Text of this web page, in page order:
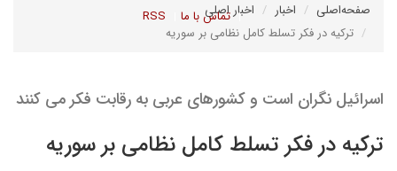
تماس با ما RSS صفحه‌اصلی اخبار
اخبار اصلی
ترکیه در فکر تسلط کامل نظامی بر سوریه
اسرائیل نگران است و کشورهای عربی به رقابت فکر می کنند
ترکیه در فکر تسلط کامل نظامی بر سوریه